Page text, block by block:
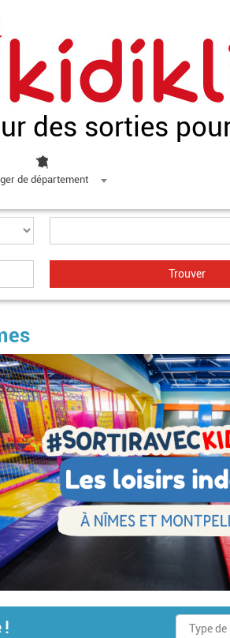
des sorties
de département
!